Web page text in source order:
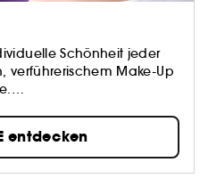
Schönheit jeder
verführerischem Make-Up
Parfums bis zu
mit edelsten
Experten, bringen
sondern auch inneres
ist Glück die
entdecken